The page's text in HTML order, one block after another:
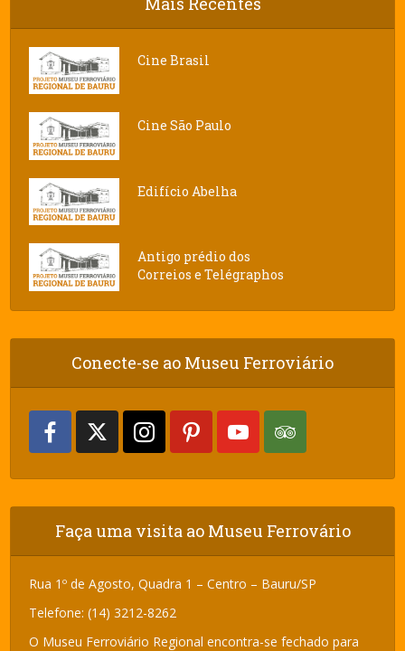
Cine Brasil
Cine São Paulo
Edifício Abelha
Antigo prédio dos
Correios e Telégraphos
Conecte-se ao Museu Ferroviário
Faça uma visita ao Museu Ferrovário
Rua 1º de Agosto, Quadra 1 – Centro – Bauru/SP
Telefone: (14) 3212-8262
O Museu Ferroviário Regional encontra-se fechado para